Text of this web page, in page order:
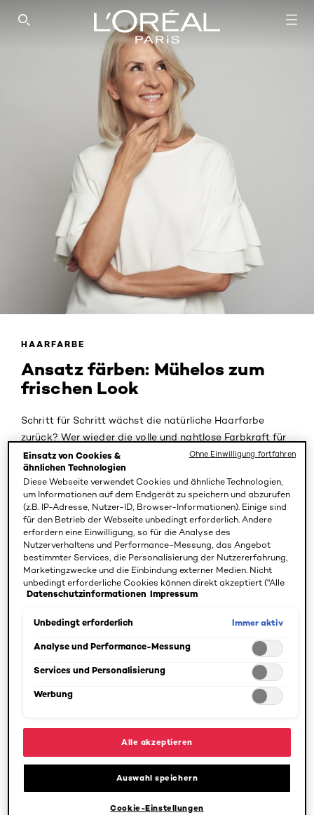
SEARCH THIS SITE
HAARFARBE
Ansatz färben: Mühelos zum
frischen Look
Schritt für Schritt wächst die natürliche Haarfarbe
zurück? Wer wieder die volle und nahtlose Farbkraft für
seinen Look will, kann sich unkompliziert selbst den
Ansatz färben. Das schont das Haar – und die Nerven.
Normalerweise freuen wir uns darüber, wenn das Haar
wächst – außer natürlich dann, wenn Farbe im Spiel ist.
Den ganzen Kopf zu behandeln kann auf Dauer Haut
und Haare belasten. Die Lösung: Nur den Ansatz färben.
Das muss man nicht zwingend vom Profi machen
lassen, denn das geht auch problemlos zu Hause. Und
zwar so schnell, unkompliziert und schonend, dass man
Stetiges Nachfärben ist unvermeidbar
Bedenkt man, dass Haare durchschnittlich mehr als einen
Zentimeter im Zeitraum von vier Wochen wachsen, wird
klar, dass man monatlich kleine Korrekturarbeiten
hochgekrempelten Ärmeln und den richtigen Hilfsmitteln
Wann man seinen Ansatz färben sollte
Einsatz von Cookies &
ähnlichen Technologien
Diese Webseite verwendet Cookies und ähnliche Technologien,
um Informationen auf dem Endgerät zu speichern und abzurufen
(z.B. IP-Adresse, Nutzer-ID, Browser-Informationen). Einige sind
für den Betrieb der Webseite unbedingt erforderlich. Andere
erfordern eine Einwilligung, so für die Analyse des
Nutzerverhaltens und Performance-Messung, das Angebot
bestimmter Services, die Personalisierung der Nutzererfahrung,
Marketingzwecke und die Einbindung externer Medien. Nicht
unbedingt erforderliche Cookies können direkt akzeptiert ("Alle
akzeptieren") oder abgelehnt ("Ohne Einwilligung fortfahren")
ebenfalls möglich und speicherbar ("Auswahl speichern"). Die
angepasst werden. Für weitere Informationen s. unsere
Datenschutzinformationen Impressum
Unbedingt erforderlich Immer aktiv
Analyse und Performance-Messung
Services und Personalisierung
Werbung
Alle akzeptieren
Auswahl speichern
Cookie-Einstellungen
Ohne Einwilligung fortfahren